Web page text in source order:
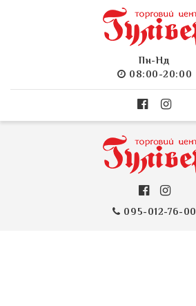
Пн-Нд
08:00-20:00
095-012-76-00